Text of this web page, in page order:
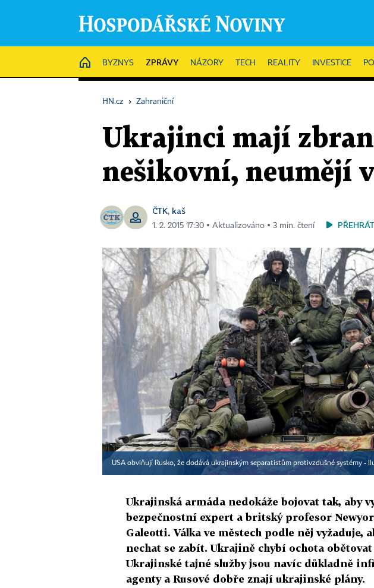
HOME
BYZNYS ZPRÁVY NÁZORY TECH REALITY INVESTICE
HN.cz › Zahraniční
Ukrajinci mají
nešikovní, neumějí
ČTK, kaš
1. 2. 2015 17:30 ▪ Aktualizováno ▪ 3 min. čtení
USA obviňují Rusko, že dodává ukrajinským separatistům protivzdušné systémy -
Ukrajinská armáda nedokáže bojovat tak, aby
bezpečnostní expert a britský profesor
Galeotti. Válka ve městech podle něj vyžaduje,
nechat se zabít. Ukrajině chybí ochota
Ukrajinské tajné služby jsou navíc důkladně
agenty a Rusové dobře znají ukrajinské plány.